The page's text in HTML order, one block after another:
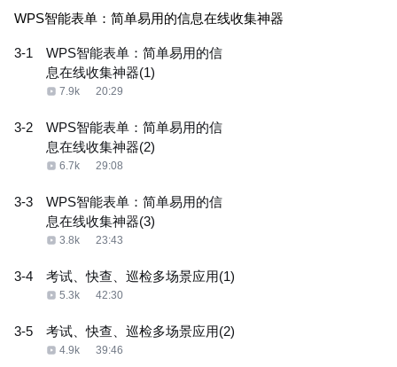
WPS智能表单：简单易用的信息在线收集神器
3-1
WPS智能表单：简单易用的信
息在线收集神器(1)
7.9k 20:29
3-2
WPS智能表单：简单易用的信
息在线收集神器(2)
6.7k 29:08
3-3
WPS智能表单：简单易用的信
息在线收集神器(3)
3.8k 23:43
3-4 考试、快查、巡检多场景应用(1)
5.3k 42:30
3-5 考试、快查、巡检多场景应用(2)
4.9k 39:46